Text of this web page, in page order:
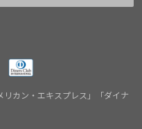
リカン・エキスプレス」「ダイナ